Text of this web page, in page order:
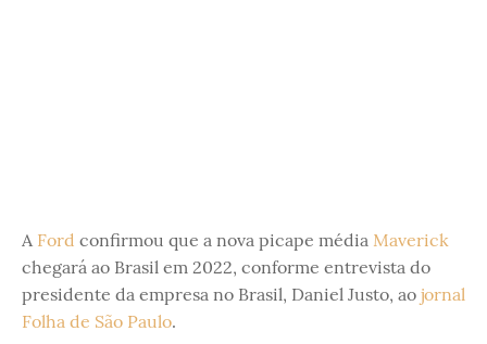
A Ford confirmou que a nova picape média Maverick
chegará ao Brasil em 2022, conforme entrevista do
presidente da empresa no Brasil, Daniel Justo, ao jornal
Folha de São Paulo.